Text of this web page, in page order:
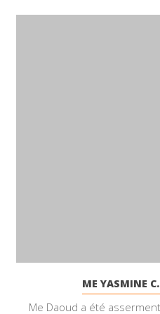
ME YASMINE
Me Daoud a été